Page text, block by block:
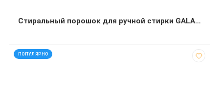
Стиральный порошок для ручной стирки GALA СМЗ Французский аромат 400 г
ПОПУЛЯРНО
код: 35123